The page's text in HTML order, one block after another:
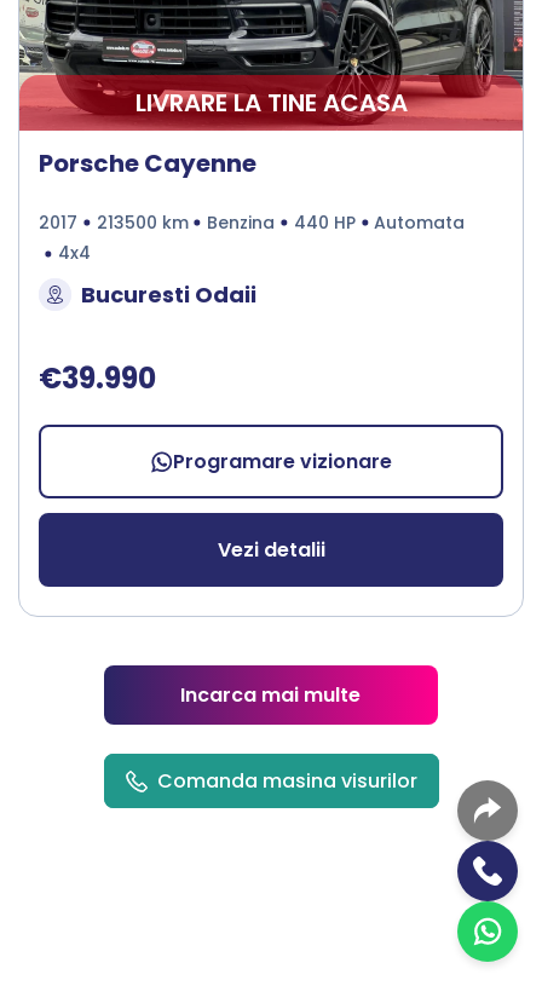
LIVRARE LA TINE ACASA
Porsche Cayenne
2017 213500 km Benzina 440 HP
Automata
4x4
Bucuresti Odaii
€39.990
Programare vizionare
Vezi detalii
Incarca mai multe
Comanda masina visurilor